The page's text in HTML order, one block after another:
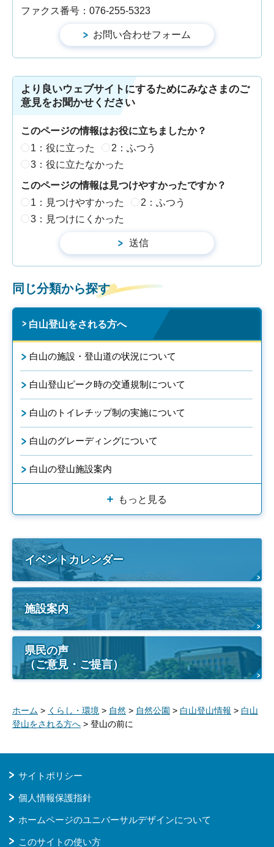
ファクス番号：076-255-5323
より良いウェブサイトにするためにみなさまのご
意見をお聞かせください
このページの情報はお役に立ちましたか？
1：役に立った
2：ふつう
3：役に立たなかった
このページの情報は見つけやすかったですか？
1：見つけやすかった
2：ふつう
3：見つけにくかった
同じ分類から探す
白山登山をされる方へ
白山の施設・登山道の状況について
白山登山ピーク時の交通規制について
白山のトイレチップ制の実施について
白山のグレーディングについて
白山の登山施設案内
もっと見る
イベントカレンダー
施設案内
県民の声
（ご意見・ご提言）
ホーム > くらし・環境 > 自然 > 自然公園 > 白山登山情報 > 白山
登山をされる方へ > 登山の前に
サイトポリシー
個人情報保護指針
ホームページのユニバーサルデザインについて
このサイトの使い方